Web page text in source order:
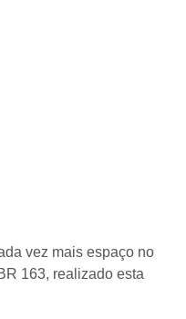
vez mais espaço no
163, realizado esta